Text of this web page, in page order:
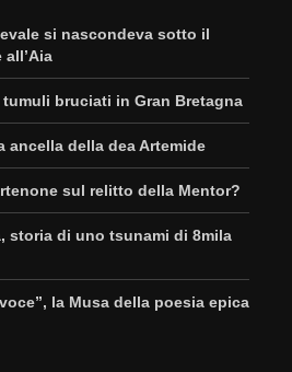
si nascondeva sotto il
all’Aia
bruciati in Gran Bretagna
ancella della dea Artemide
sul relitto della Mentor?
storia di uno tsunami di 8mila
la Musa della poesia epica